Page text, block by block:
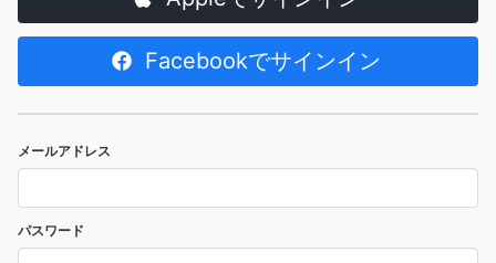
Facebookでサインイン
メールアドレス
パスワード